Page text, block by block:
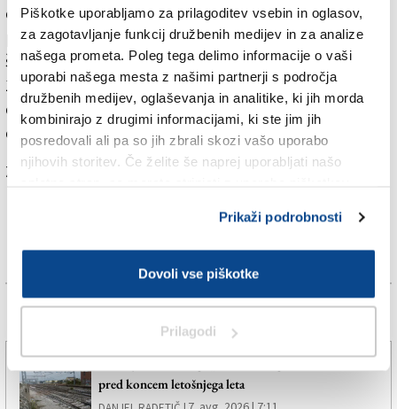
Piškotke uporabljamo za prilagoditev vsebin in oglasov,
za zagotavljanje funkcij družbenih medijev in za analize
našega prometa. Poleg tega delimo informacije o vaši
uporabi našega mesta z našimi partnerji s področja
družbenih medijev, oglaševanja in analitike, ki jih morda
kombinirajo z drugimi informacijami, ki ste jim jih
posredovali ali pa so jih zbrali skozi vašo uporabo
njihovih storitev. Če želite še naprej uporabljati našo
Prikaži podrobnosti
Dovoli vse piškotke
Prilagodi
občane naprošajo, da takoj prijavijo najbližji policijski
postaji oz. pokličejo na interventno telefonsko
številko policije 113 ali anonimno številko policije 080-
1200, če na območju v Dobravelj in sosednjih vasi
opazijo moškega (višina 160-175 cm, svetlejših las,
oblečen v črno kratko majico in svetle kavbojke).
Za branje in pisanje komentarjevje potrebna prijava
Gradnja železniškega povezovalnega loka se bo začela
pred koncem letošnjega leta